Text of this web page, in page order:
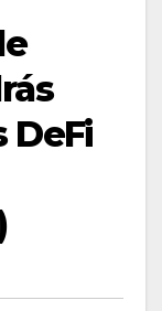
DeFi